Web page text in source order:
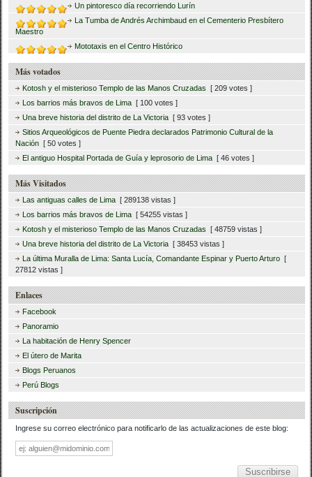
Un pintoresco día recorriendo Lurín
La Tumba de Andrés Archimbaud en el Cementerio Presbítero
Maestro
Mototaxis en el Centro Histórico
Más votados
Kotosh y el misterioso Templo de las Manos Cruzadas [ 209 votes ]
Los barrios más bravos de Lima [ 100 votes ]
Una breve historia del distrito de La Victoria [ 93 votes ]
Sitios Arqueológicos de Puente Piedra declarados Patrimonio Cultural de la
Nación [ 50 votes ]
El antiguo Hospital Portada de Guía y leprosorio de Lima [ 46 votes ]
Más Visitados
Las antiguas calles de Lima [ 289138 vistas ]
Los barrios más bravos de Lima [ 54255 vistas ]
Kotosh y el misterioso Templo de las Manos Cruzadas [ 48759 vistas ]
Una breve historia del distrito de La Victoria [ 38453 vistas ]
La última Muralla de Lima: Santa Lucía, Comandante Espinar y Puerto Arturo [
27812 vistas ]
Enlaces
Facebook
Panoramio
La habitación de Henry Spencer
El útero de Marita
Blogs Peruanos
Perú Blogs
Suscripción
Ingrese su correo electrónico para notificarlo de las actualizaciones de este blog:
Dirección
de
correo